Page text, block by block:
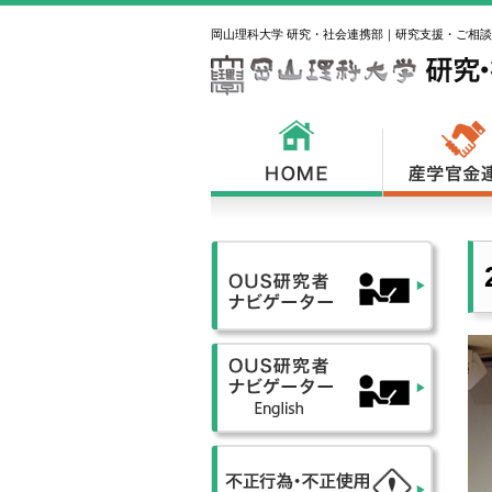
岡山理科大学 研究・社会連携部｜研究支援・ご相